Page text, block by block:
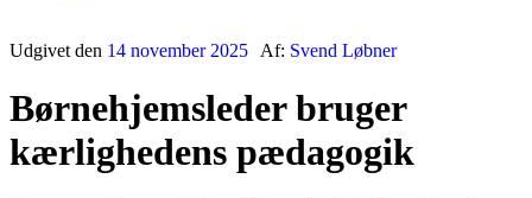
Udgivet den 14 november 2025 Af: Svend Løbner
Børnehjemsleder bruger
kærlighedens pædagogik